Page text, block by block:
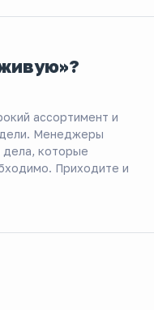
ассортимент и
Менеджеры
дела, которые
Приходите и